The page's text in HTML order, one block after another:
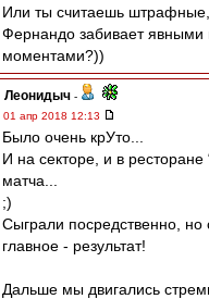
Или ты считаешь
Фернандо забивает явными
моментами?))
Леонидыч -
01 апр 2018 12:13
Было очень крУто...
И на секторе, и в ресторане
матча...
;)
Сыграли посредственно, но
главное - результат!
Дальше мы двигались